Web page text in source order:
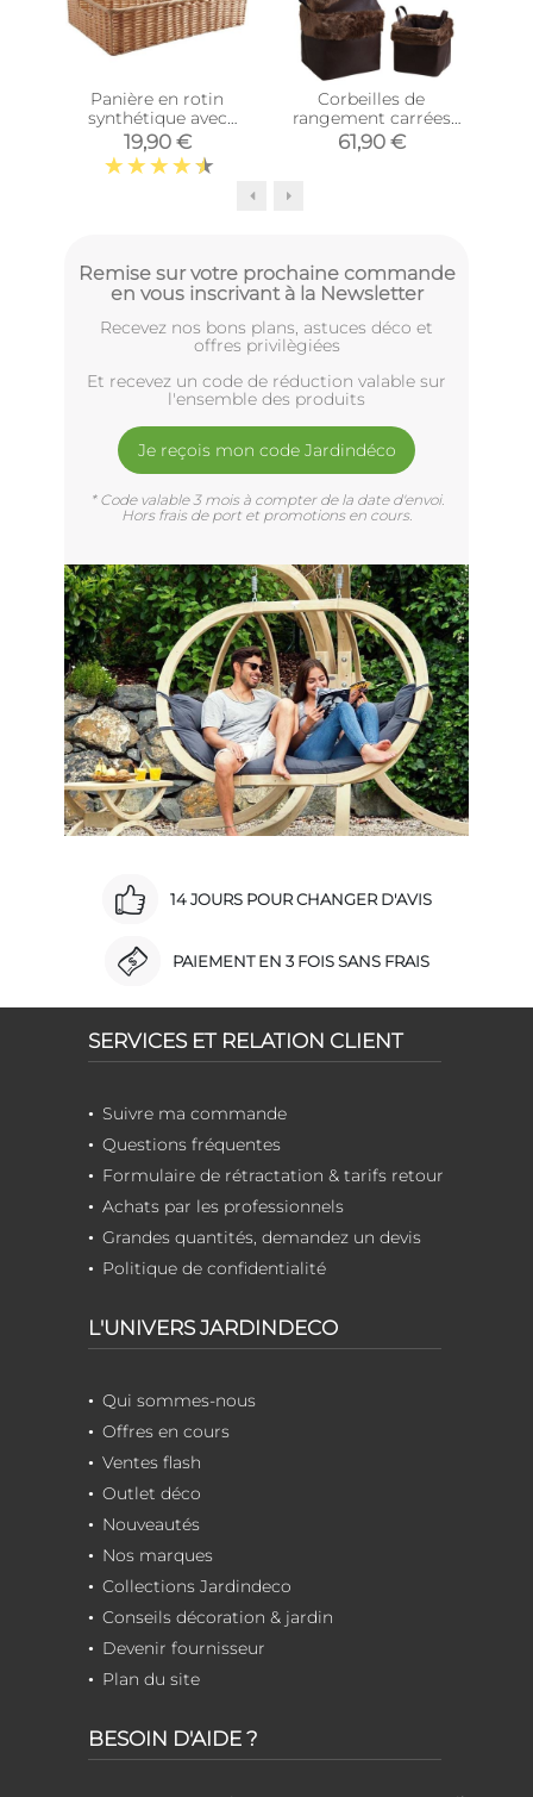
Panière en rotin
synthétique avec
passe-main
(Longueur 40cm)
19,90 €
Corbeilles de
rangement carrées
avec fourrure
synthétique (Lot de 3)
61,90 €
Remise sur votre prochaine commande
en vous inscrivant à la Newsletter
Recevez nos bons plans, astuces déco et
offres privilègiées
Et recevez un code de réduction valable sur
l'ensemble des produits
Je reçois mon code Jardindéco
* Code valable 3 mois à compter de la date d'envoi.
Hors frais de port et promotions en cours.
14 JOURS POUR CHANGER D'AVIS
PAIEMENT EN 3 FOIS SANS FRAIS
SERVICES ET RELATION CLIENT
Suivre ma commande
Questions fréquentes
Formulaire de rétractation & tarifs retour
Achats par les professionnels
Grandes quantités, demandez un devis
Politique de confidentialité
L'UNIVERS JARDINDECO
Qui sommes-nous
Offres en cours
Ventes flash
Outlet déco
Nouveautés
Nos marques
Collections Jardindeco
Conseils décoration & jardin
Devenir fournisseur
Plan du site
BESOIN D'AIDE ?